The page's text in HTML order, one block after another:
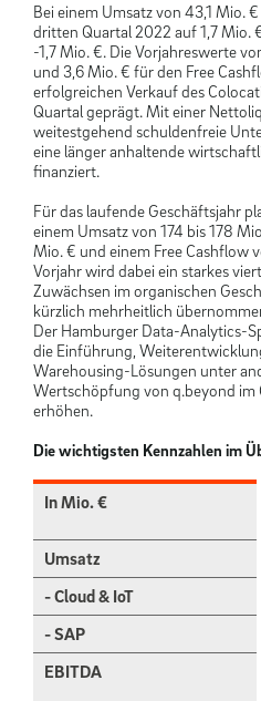
Bei einem Umsatz von 43,1 Mio.
dritten Quartal 2022 auf 1,7 Mio.
-1,7 Mio. €. Die Vorjahreswerte
und 3,6 Mio. € für den Free
erfolgreichen Verkauf des
Quartal geprägt. Mit einer
weitestgehend schuldenfreie
eine länger anhaltende
finanziert.
Für das laufende Geschäftsjahr
einem Umsatz von 174 bis 178
Mio. € und einem Free Cashflow
Vorjahr wird dabei ein starkes
Zuwächsen im organischen
kürzlich mehrheitlich
Der Hamburger Data-Analytics-
die Einführung,
Warehousing-Lösungen unter
Wertschöpfung von q.beyond
erhöhen.
Die wichtigsten Kennzahlen im
In Mio. €
Umsatz
- Cloud & IoT
- SAP
EBITDA